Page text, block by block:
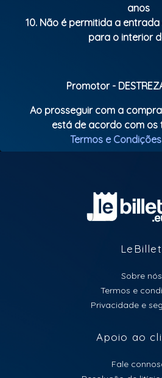
anos
10. Não é permitida a
para o interior
Promotor -
Ao prosseguir com a
está de acordo com os
Termos e
LeBillet
Sobre nós
Termos e
Privacidade e
Apoio ao
Fale